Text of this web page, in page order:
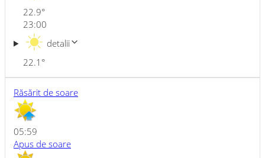
22.9°
23:00
22.1 °
detalii
Răsărit de soare
05:59
Apus de soare